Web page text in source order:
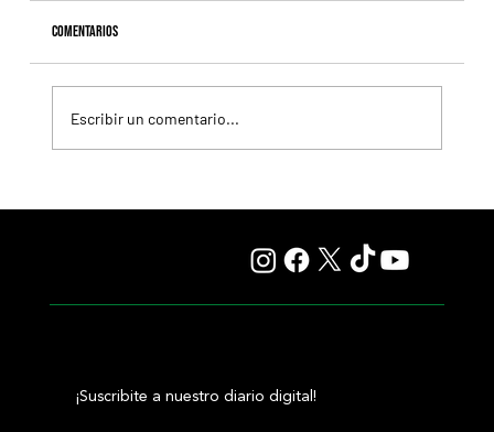
Comentarios
Escribir un comentario...
¡Suscribite a nuestro diario digital!